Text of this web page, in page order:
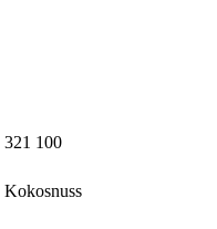
321 100
Kokosnuss